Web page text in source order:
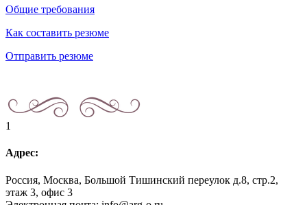
Общие требования
Как составить резюме
Отправить резюме
1
Адрес:
Россия, Москва, Большой Тишинский переулок д.8, стр.2,
этаж 3, офис 3